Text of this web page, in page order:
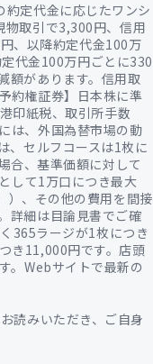
定代金に応じたワンシ
物取引で3,300円、信用
、以降約定代金100万
代金100万円ごとに330
額があります。信用取
約権証券】日本株に準
印紙税、取引所手数
は、外国為替市場の動
、セルフコースは1枚に
合、基準価額に対して
して1万口につき最大
）、その他の費用を間接
詳細は目論見書でご確
365ラージが1枚につき
き11,000円です。店頭
。Webサイトで最新の
読みいただき、ご自身